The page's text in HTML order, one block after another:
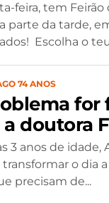
feira, tem Feirão
parte da tarde,
Escolha o
74 ANOS
for
a doutora
3 anos de idade,
o dia
precisam de...